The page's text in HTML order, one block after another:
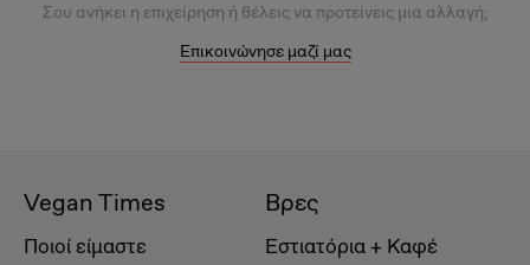
Σου ανήκει η επιχείρηση ή θέλειςνα προτείνεις μια αλλαγή;
Επικοινώνησε μαζί μας
Vegan Times
Ποιοί είμαστε
Βρες
Εστιατόρια + Καφέ